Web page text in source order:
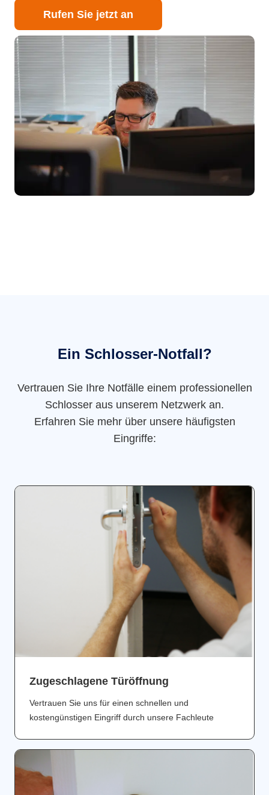
Rufen Sie jetzt an
Ein Schlosser-Notfall?
Vertrauen Sie Ihre Notfälle einem professionellen
Schlosser aus unserem Netzwerk an.
Erfahren Sie mehr über unsere häufigsten
Eingriffe:
Zugeschlagene Türöffnung
Vertrauen Sie uns für einen schnellen und
kostengünstigen Eingriff durch unsere Fachleute